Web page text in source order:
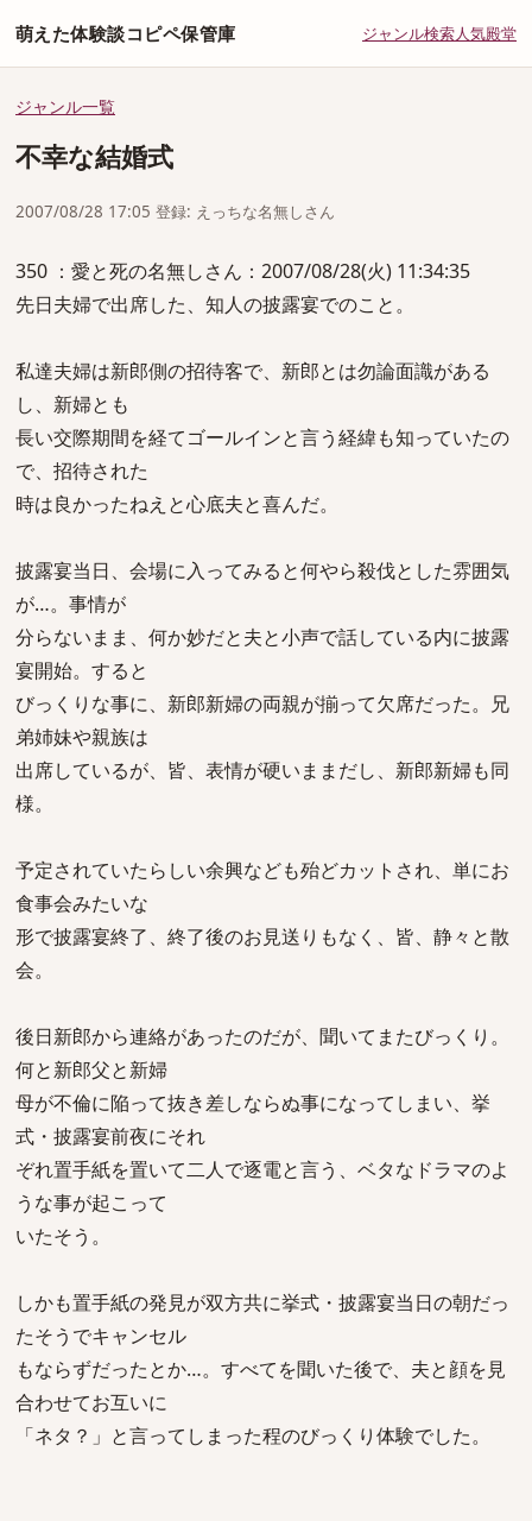
萌えた体験談コピペ保管庫 ジャンル検索人気殿堂
ジャンル一覧
不幸な結婚式
2007/08/28 17:05 登録: えっちな名無しさん
350 ：愛と死の名無しさん：2007/08/28(火) 11:34:35
先日夫婦で出席した、知人の披露宴でのこと。
私達夫婦は新郎側の招待客で、新郎とは勿論面識がある
し、新婦とも
長い交際期間を経てゴールインと言う経緯も知っていたの
で、招待された
時は良かったねえと心底夫と喜んだ。
披露宴当日、会場に入ってみると何やら殺伐とした雰囲気
が…。事情が
分らないまま、何か妙だと夫と小声で話している内に披露
宴開始。すると
びっくりな事に、新郎新婦の両親が揃って欠席だった。兄
弟姉妹や親族は
出席しているが、皆、表情が硬いままだし、新郎新婦も同
様。
予定されていたらしい余興なども殆どカットされ、単にお
食事会みたいな
形で披露宴終了、終了後のお見送りもなく、皆、静々と散
会。
後日新郎から連絡があったのだが、聞いてまたびっくり。
何と新郎父と新婦
母が不倫に陥って抜き差しならぬ事になってしまい、挙
式・披露宴前夜にそれ
ぞれ置手紙を置いて二人で逐電と言う、ベタなドラマのよ
うな事が起こって
いたそう。
しかも置手紙の発見が双方共に挙式・披露宴当日の朝だっ
たそうでキャンセル
もならずだったとか…。すべてを聞いた後で、夫と顔を見
合わせてお互いに
「ネタ？」と言ってしまった程のびっくり体験でした。